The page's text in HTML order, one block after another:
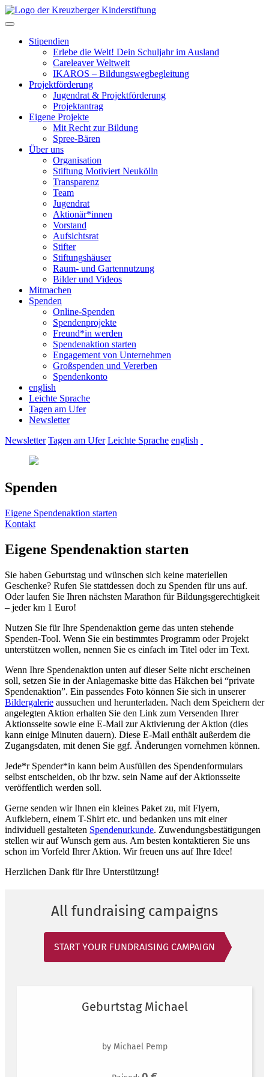
Skip
to
Toggle navigation
Stipendien
Erlebe die Welt! Dein Schuljahr im Ausland
Careleaver Weltweit
IKAROS – Bildungswegbegleitung
Projektförderung
Jugendrat & Projektförderung
Projektantrag
Eigene Projekte
Mit Recht zur Bildung
Spree-Bären
Über uns
Organisation
Stiftung Motiviert Neukölln
Transparenz
Team
Jugendrat
Aktionär*innen
Vorstand
Aufsichtsrat
Stifter
Stiftungshäuser
Raum- und Gartennutzung
Bilder und Videos
Mitmachen
Spenden
Online-Spenden
Spendenprojekte
Freund*in werden
Spendenaktion starten
Engagement von Unternehmen
Großspenden und Vererben
Spendenkonto
english
Leichte Sprache
Tagen am Ufer
Newsletter
Newsletter Tagen am Ufer Leichte Sprache english
Spenden
Eigene Spendenaktion starten
Kontakt
Eigene Spendenaktion starten
Sie haben Geburtstag und wünschen sich keine materiellen
Geschenke? Rufen Sie stattdessen doch zu Spenden für uns auf.
Oder laufen Sie Ihren nächsten Marathon für Bildungsgerechtigkeit
– jeder km 1 Euro!
Nutzen Sie für Ihre Spendenaktion gerne das unten stehende
Spenden-Tool. Wenn Sie ein bestimmtes Programm oder Projekt
unterstützen wollen, nennen Sie es einfach im Titel oder im Text.
Wenn Ihre Spendenaktion unten auf dieser Seite nicht erscheinen
soll, setzen Sie in der Anlagemaske bitte das Häkchen bei “private
Spendenaktion”. Ein passendes Foto können Sie sich in unserer
Bildergalerie aussuchen und herunterladen. Nach dem Speichern der
angelegten Aktion erhalten Sie den Link zum Versenden Ihrer
Aktionsseite sowie eine E-Mail zur Aktivierung der Aktion (dies
kann einige Minuten dauern). Diese E-Mail enthält außerdem die
Zugangsdaten, mit denen Sie ggf. Änderungen vornehmen können.
Jede*r Spender*in kann beim Ausfüllen des Spendenformulars
selbst entscheiden, ob ihr bzw. sein Name auf der Aktionsseite
veröffentlich werden soll.
Gerne senden wir Ihnen ein kleines Paket zu, mit Flyern,
Aufklebern, einem T-Shirt etc. und bedanken uns mit einer
individuell gestalteten Spendenurkunde. Zuwendungsbestätigungen
stellen wir auf Wunsch gern aus. Am besten kontaktieren Sie uns
schon im Vorfeld Ihrer Aktion. Wir freuen uns auf Ihre Idee!
Herzlichen Dank für Ihre Unterstützung!